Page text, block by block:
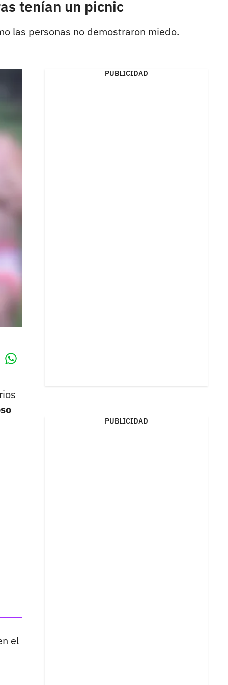
tenían un picnic
las personas no demostraron miedo.
el
PUBLICIDAD
PUBLICIDAD